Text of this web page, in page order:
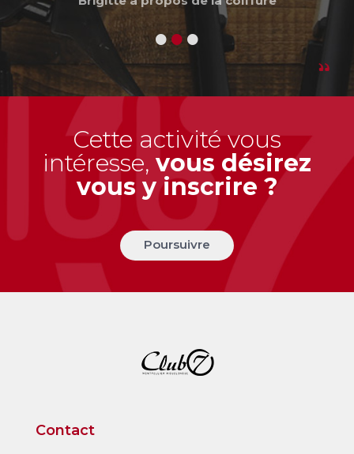
•••
Cette activité vous
intéresse, vous désirez
vous y inscrire ?
Poursuivre
Contact